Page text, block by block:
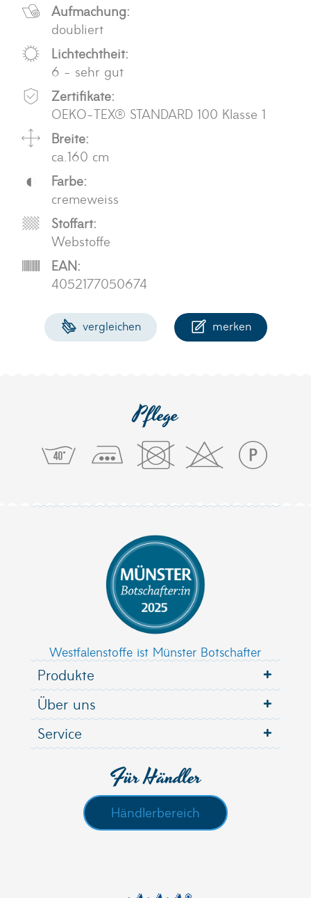
Aufmachung:
doubliert
Lichtechtheit:
6 - sehr gut
Zertifikate:
OEKO-TEX® STANDARD 100 Klasse 1
Breite:
ca.160 cm
Farbe:
cremeweiss
Stoffart:
Webstoffe
EAN:
4052177050674
vergleichen merken
Pflege
Westfalenstoffe ist Münster Botschafter
Produkte
Über uns
Service
Für Händler
Händlerbereich